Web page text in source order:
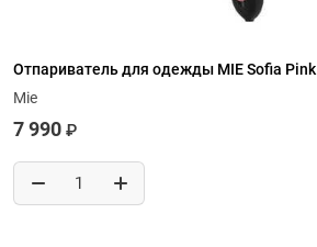
Отпариватель для одежды MIE Sofia Pink
Mie
7 990 ₽